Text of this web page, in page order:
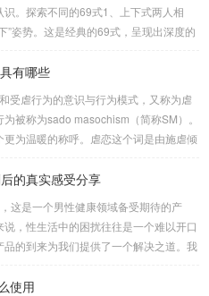
。探索不同的69式1、上下式两人相
”姿势。这是经典的69式，呈现出深度的
位让双方能更轻松地互相口爱。3、立
素质，需慎重尝试。侧躺式的舒适之处这
，女性可以更轻松地掌控伴侣的口舌刺
性则可通过合适的角度和...
有哪些
受虐行为的意识与行为模式，又称为虐
被称为sado masochism（简称SM）。
为温暖的称呼。虐恋这个词是由施虐倾
说的SM。SM情趣道具包括捆绑和束
、夹子、鞭打、头发、剃体毛等。这些
安全和卫生，尤其是涉及到身体部位的
血...
的真实感受分享
这是一个男性健康领域备受期待的产
，性生活中的困扰往往是一个难以开口
品的到来为我们提供了一个解决之道。我
的帮助。首先，我要强调的是这个产品
使用